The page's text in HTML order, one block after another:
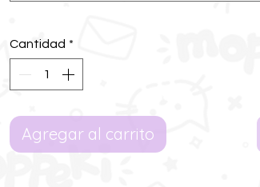
Cantidad *
Agregar al carrito